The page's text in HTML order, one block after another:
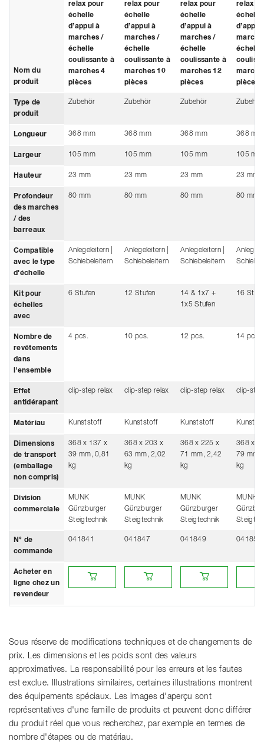
Nom du
produit
relax pour
échelle
d’appui à
marches /
échelle
coulissante à
marches 4
pièces
relax pour
échelle
d’appui à
marches /
échelle
coulissante à
marches 10
pièces
relax pour
échelle
d’appui à
marches /
échelle
coulissante à
marches 12
pièces
relax
échelle
d’appui
échelle
pièces
Type de
produit
Zubehör Zubehör Zubehör Zubehör
Longueur 368 mm 368 mm 368 mm 368 mm
Largeur 105 mm 105 mm 105 mm 105 mm
Hauteur 23 mm 23 mm 23 mm 23 mm
Profondeur
des marches
/ des
barreaux
80 mm 80 mm 80 mm 80 mm
Compatible
avec le type
d'échelle
Anlegeleitern |
Schiebeleitern
Anlegeleitern |
Schiebeleitern
Anlegeleitern |
Schiebeleitern
Kit pour
échelles
avec
6 Stufen 12 Stufen
14 & 1x7 +
1x5 Stufen
16
Nombre de
revêtements
dans
l'ensemble
4 pcs. 10 pcs. 12 pcs. 14 pcs.
Effet
antidérapant
clip-step relax clip-step relax clip-step relax clip-
Matériau Kunststoff Kunststoff Kunststoff
Dimensions
de transport
(emballage
non compris)
368 x 137 x
39 mm, 0,81
kg
368 x 203 x
63 mm, 2,02
kg
368 x 225 x
71 mm, 2,42
kg
368 x
79 mm,
kg
Division
commerciale
MUNK
Günzburger
Steigtechnik
MUNK
Günzburger
Steigtechnik
MUNK
Günzburger
Steigtechnik
MUNK
N° de
commande
041841 041847 041849 041851
Acheter en
ligne chez un
revendeur
Acheter en ligne chez un revendeur
Acheter en ligne chez un revendeur
Acheter en ligne chez
Sous réserve de modifications techniques et de changements de
prix. Les dimensions et les poids sont des valeurs
approximatives. La responsabilité pour les erreurs et les fautes
est exclue. Illustrations similaires, certaines illustrations montrent
des équipements spéciaux. Les images d'aperçu sont
représentatives d'une famille de produits et peuvent donc différer
du produit réel que vous recherchez, par exemple en termes de
nombre d'étapes ou de matériau.